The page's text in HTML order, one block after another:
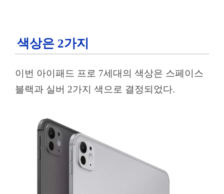
색상은 2가지
이번 아이패드 프로 7세대의 색상은 스페이스
블랙과 실버 2가지 색으로 결정되었다.